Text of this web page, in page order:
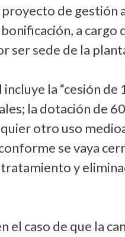
de gestión
a
ser sede de la
la “cesión
la dotación de
otro uso
se vaya
y
el caso de que la